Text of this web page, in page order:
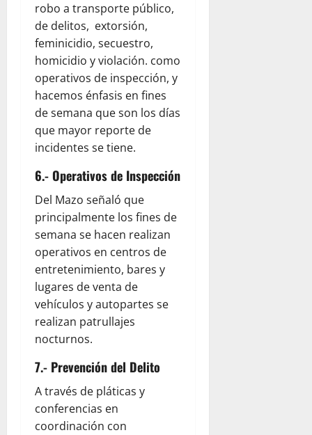
robo a transporte público,
de delitos, extorsión,
feminicidio, secuestro,
homicidio y violación. como
operativos de inspección, y
hacemos énfasis en fines
de semana que son los días
que mayor reporte de
incidentes se tiene.
6.- Operativos de Inspección
Del Mazo señaló que
principalmente los fines de
semana se hacen realizan
operativos en centros de
entretenimiento, bares y
lugares de venta de
vehículos y autopartes se
realizan patrullajes
nocturnos.
7.- Prevención del Delito
A través de pláticas y
conferencias en
coordinación con